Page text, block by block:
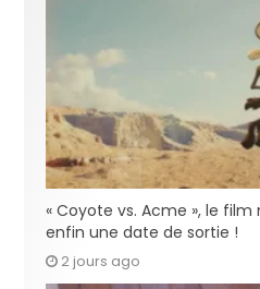
« Coyote vs. Acme », le
enfin une date de sortie !
2 jours ago